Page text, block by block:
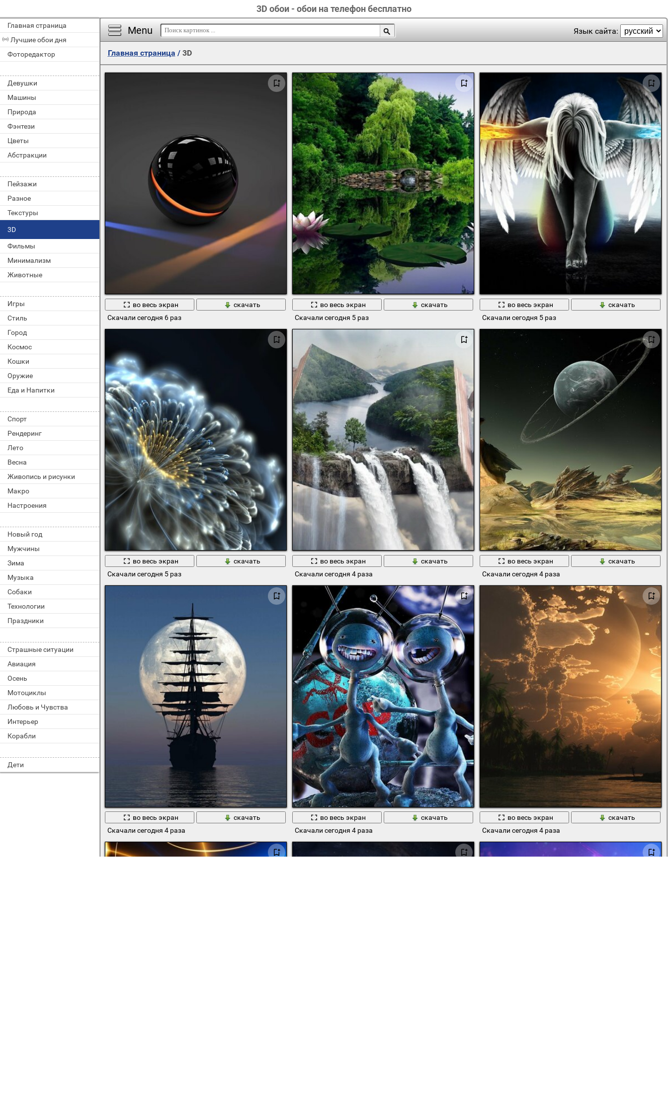
3D обои - обои на телефон бесплатно
Главная страница
Лучшие обои дня
Фоторедактор
Девушки
Машины
Природа
Фэнтези
Цветы
Абстракции
Пейзажи
Разное
Текстуры
3D
Фильмы
Минимализм
Животные
Игры
Стиль
Город
Космос
Кошки
Оружие
Еда и Напитки
Спорт
Рендеринг
Лето
Весна
Живопись и рисунки
Макро
Настроения
Новый год
Мужчины
Зима
Музыка
Собаки
Технологии
Праздники
Страшные ситуации
Авиация
Осень
Мотоциклы
Любовь и Чувства
Интерьер
Корабли
Дети
Menu Язык сайта:
Главная страница / 3D
во весь экран
скачать
Скачали сегодня 6 раз
во весь экран
скачать
Скачали сегодня 5 раз
во весь экран
скачать
Скачали сегодня 5 раз
во весь экран
скачать
Скачали сегодня 5 раз
во весь экран
скачать
Скачали сегодня 4 раза
во весь экран
скачать
Скачали сегодня 4 раза
во весь экран
скачать
Скачали сегодня 4 раза
во весь экран
скачать
Скачали сегодня 4 раза
во весь экран
скачать
Скачали сегодня 4 раза